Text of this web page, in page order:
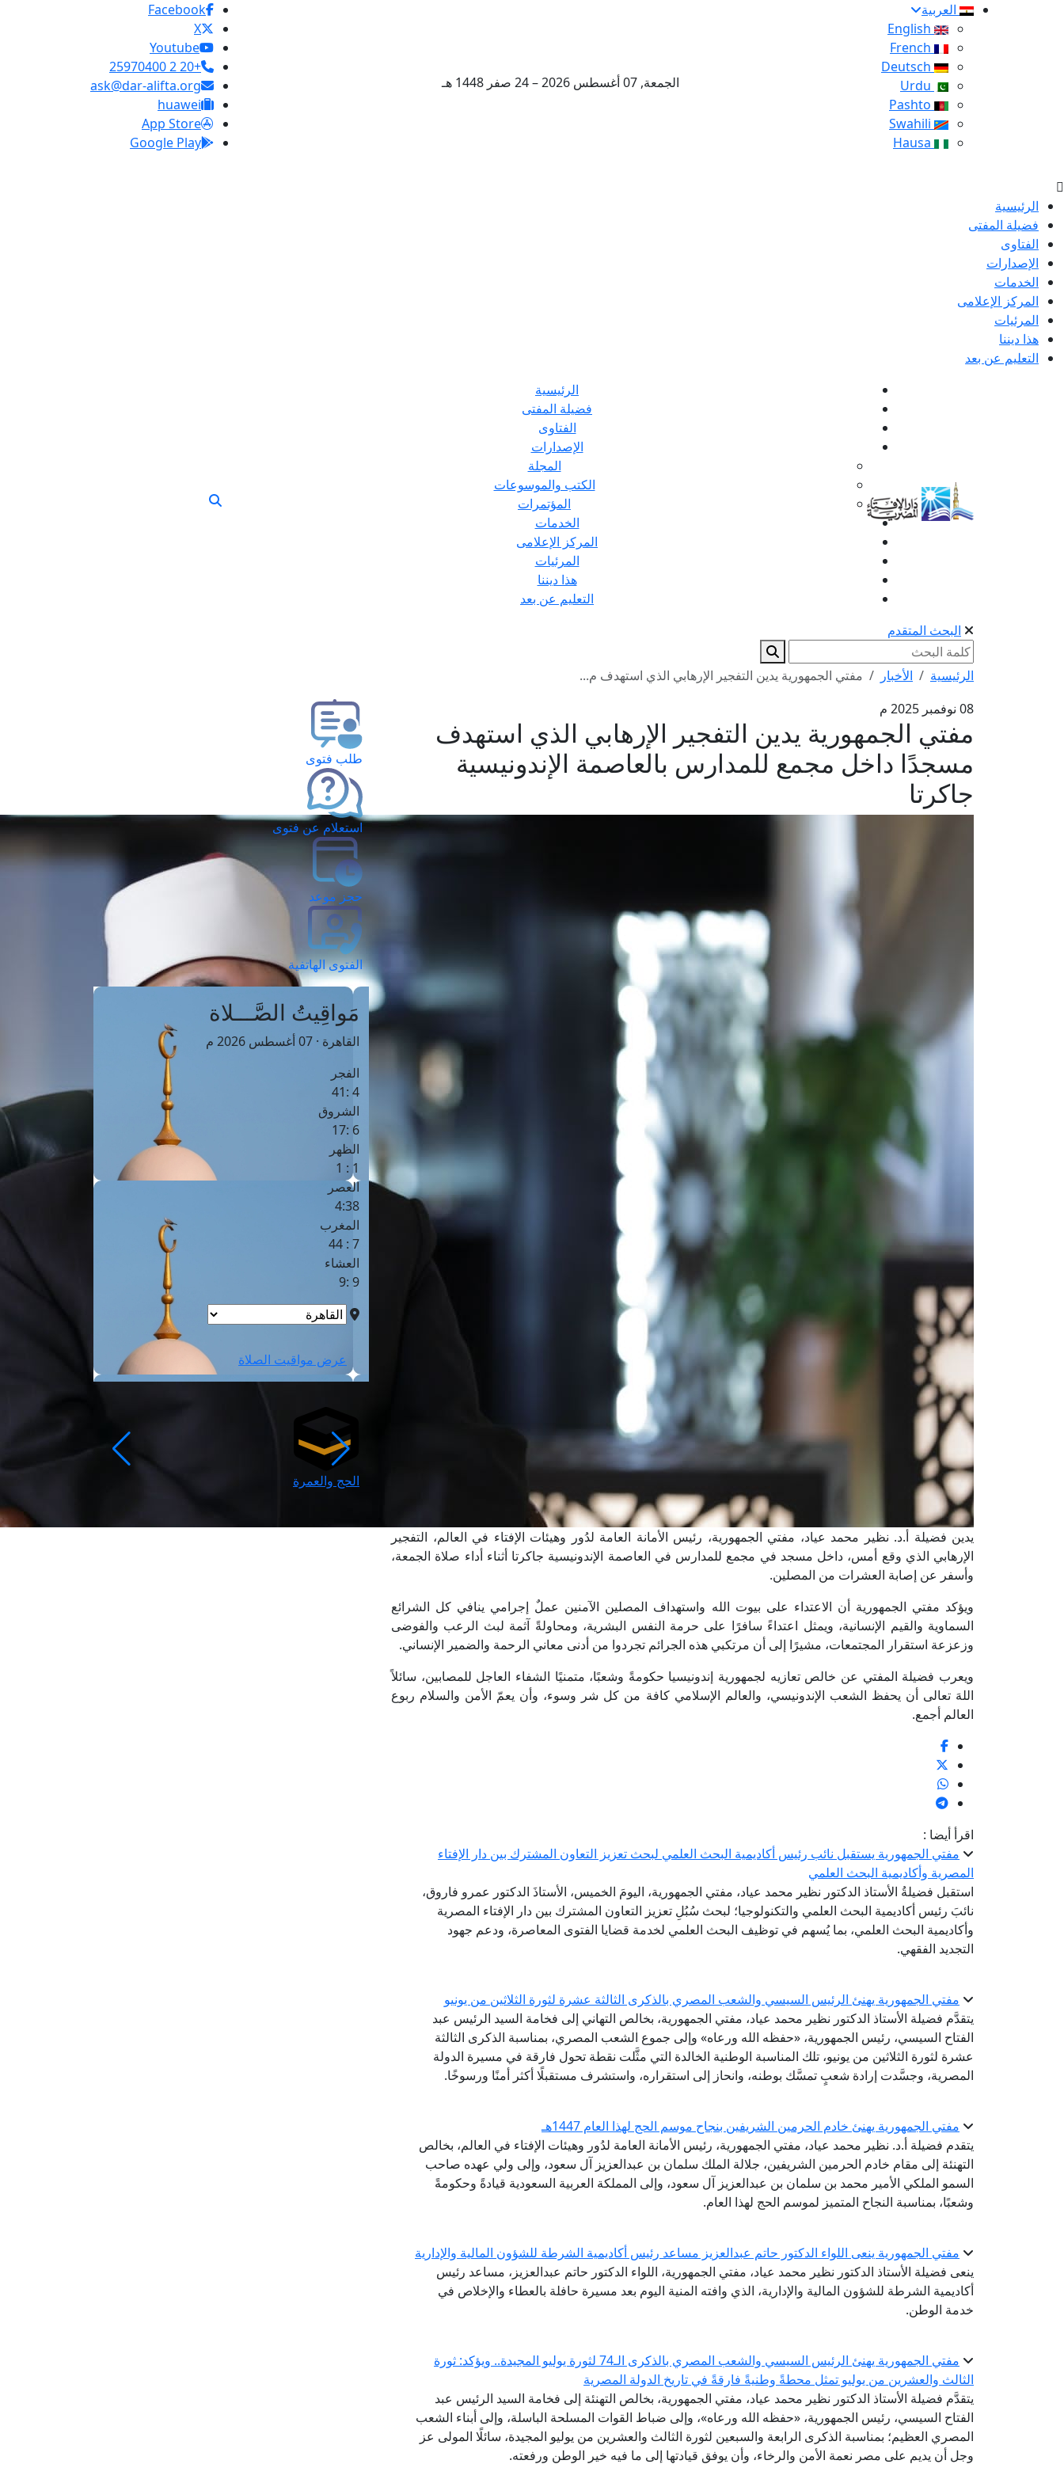
العربية
الجمعة, 07 أغسطس 2026 – 24 صفر 1448 هـ
Facebook
X
Youtube
+20 2 25970400
ask@dar-alifta.org
huawei
App Store
Google Play
الرئيسية
فضيلة المفتى
الفتاوى
الإصدارات
الخدمات
المركز الإعلامى
المرئيات
هذا ديننا
التعليم عن بعد
الرئيسية
فضيلة المفتى
الفتاوى
الإصدارات
المجلة
الكتب والموسوعات
المؤتمرات
الخدمات
المركز الإعلامى
المرئيات
هذا ديننا
التعليم عن بعد
البحث المتقدم
الرئيسية الأخبار
مفتي الجمهورية يدين التفجير الإرهابي الذي استهدف م...
08 نوفمبر 2025 م
مفتي الجمهورية يدين التفجير الإرهابي الذي استهدف
مسجدًا داخل مجمع للمدارس بالعاصمة الإندونيسية
جاكرتا
يدين فضيلة أ.د. نظير محمد عياد، مفتي الجمهورية، رئيس الأمانة العامة لدُور وهيئات الإفتاء في العالم، التفجير
الإرهابي الذي وقع أمس، داخل مسجد في مجمع للمدارس في العاصمة الإندونيسية جاكرتا أثناء أداء صلاة الجمعة،
وأسفر عن إصابة العشرات من المصلين.
ويؤكد مفتي الجمهورية أن الاعتداء على بيوت الله واستهداف المصلين الآمنين عملٌ إجرامي ينافي كل الشرائع
السماوية والقيم الإنسانية، ويمثل اعتداءً سافرًا على حرمة النفس البشرية، ومحاولةً آثمة لبث الرعب والفوضى
وزعزعة استقرار المجتمعات، مشيرًا إلى أن مرتكبي هذه الجرائم تجردوا من أدنى معاني الرحمة والضمير الإنساني.
ويعرب فضيلة المفتي عن خالص تعازيه لجمهورية إندونيسيا حكومةً وشعبًا، متمنيًا الشفاء العاجل للمصابين، سائلاً
اللهَ تعالى أن يحفظ الشعب الإندونيسي، والعالم الإسلامي كافة من كل شر وسوء، وأن يعمّ الأمن والسلام ربوع
العالم أجمع.
اقرأ أيضا :
مفتي الجمهورية يستقبل نائب رئيس أكاديمية البحث العلمي لبحث تعزيز التعاون المشترك بين دار الإفتاء
المصرية وأكاديمية البحث العلمي
استقبل فضيلةُ الأستاذ الدكتور نظير محمد عياد، مفتي الجمهورية، اليومَ الخميس، الأستاذَ الدكتور عمرو فاروق،
نائبَ رئيس أكاديمية البحث العلمي والتكنولوجيا؛ لبحث سُبُلِ تعزيز التعاون المشترك بين دار الإفتاء المصرية
وأكاديمية البحث العلمي، بما يُسهم في توظيف البحث العلمي لخدمة قضايا الفتوى المعاصرة، ودعم جهود
التجديد الفقهي.
مفتي الجمهورية يهنئ الرئيس السيسي والشعب المصري بالذكرى الثالثة عشرة لثورة الثلاثين من يونيو
يتقدَّم فضيلة الأستاذ الدكتور نظير محمد عياد، مفتي الجمهورية، بخالص التهاني إلى فخامة السيد الرئيس عبد
الفتاح السيسي، رئيس الجمهورية، «حفظه الله ورعاه» وإلى جموع الشعب المصري، بمناسبة الذكرى الثالثة
عشرة لثورة الثلاثين من يونيو، تلك المناسبة الوطنية الخالدة التي مثَّلت نقطة تحول فارقة في مسيرة الدولة
المصرية، وجسَّدت إرادة شعبٍ تمسَّك بوطنه، وانحاز إلى استقراره، واستشرف مستقبلًا أكثر أمنًا ورسوخًا.
مفتي الجمهورية يهنئ خادم الحرمين الشريفين بنجاح موسم الحج لهذا العام 1447هـ
يتقدم فضيلة أ.د. نظير محمد عياد، مفتي الجمهورية، رئيس الأمانة العامة لدُور وهيئات الإفتاء في العالم، بخالص
التهنئة إلى مقام خادم الحرمين الشريفين، جلالة الملك سلمان بن عبدالعزيز آل سعود، وإلى ولي عهده صاحب
السمو الملكي الأمير محمد بن سلمان بن عبدالعزيز آل سعود، وإلى المملكة العربية السعودية قيادةً وحكومةً
وشعبًا، بمناسبة النجاح المتميز لموسم الحج لهذا العام.
مفتي الجمهورية ينعى اللواء الدكتور حاتم عبدالعزيز مساعد رئيس أكاديمية الشرطة للشؤون المالية والإدارية
ينعى فضيلة الأستاذ الدكتور نظير محمد عياد، مفتي الجمهورية، اللواء الدكتور حاتم عبدالعزيز، مساعد رئيس
أكاديمية الشرطة للشؤون المالية والإدارية، الذي وافته المنية اليوم بعد مسيرة حافلة بالعطاء والإخلاص في
خدمة الوطن.
مفتي الجمهورية يهنئ الرئيس السيسي والشعب المصري بالذكرى الـ74 لثورة يوليو المجيدة.. ويؤكد: ثورة
الثالث والعشرين من يوليو تمثل محطةً وطنيةً فارقةً في تاريخ الدولة المصرية
يتقدَّم فضيلة الأستاذ الدكتور نظير محمد عياد، مفتي الجمهورية، بخالص التهنئة إلى فخامة السيد الرئيس عبد
الفتاح السيسي، رئيس الجمهورية، «حفظه الله ورعاه»، وإلى ضباط القوات المسلحة الباسلة، وإلى أبناء الشعب
المصري العظيم؛ بمناسبة الذكرى الرابعة والسبعين لثورة الثالث والعشرين من يوليو المجيدة، سائلًا المولى عز
وجل أن يديم على مصر نعمة الأمن والرخاء، وأن يوفق قيادتها إلى ما فيه خير الوطن ورفعته.
طلب فتوى
استعلام عن فتوى
حجز موعد
الفتوى الهاتفية
مَواقِيتُ الصَّـــلاة
القاهرة · 07 أغسطس 2026 م
الفجر
4 :41
الشروق
6 :17
الظهر
1 : 1
العصر
4:38
المغرب
7 : 44
العشاء
9 :9
عرض مواقيت الصلاة
الحج والعمرة